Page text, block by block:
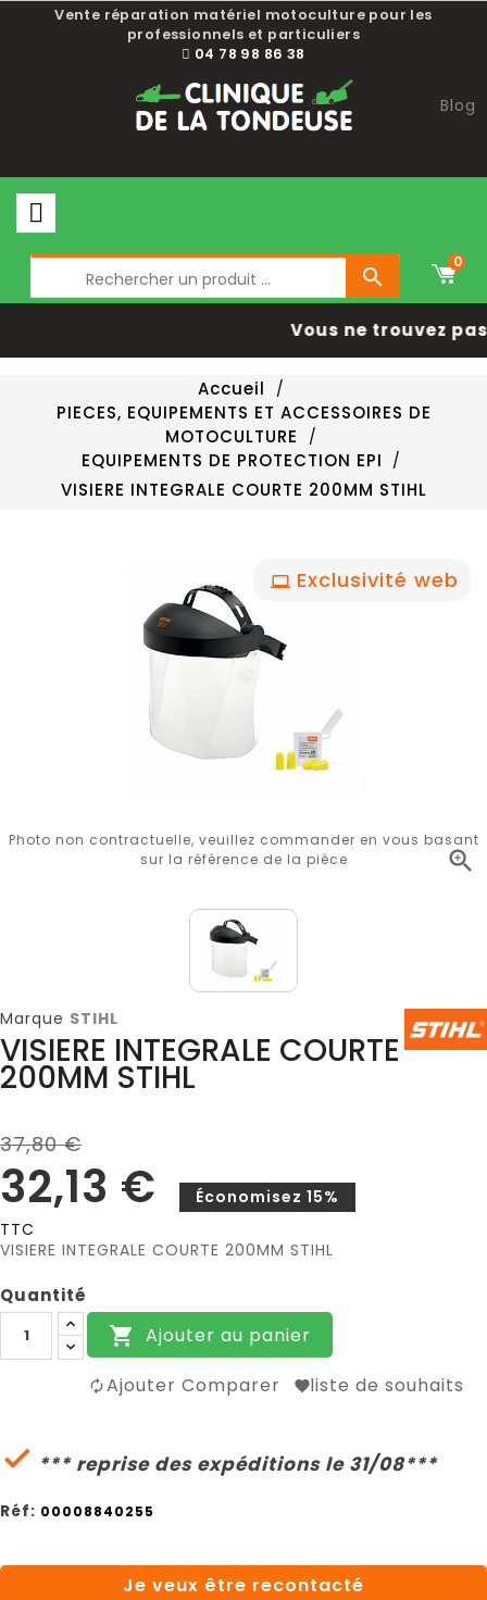
Vente réparation matériel motoculture pour les
professionnels et particuliers
04 78 98 86 38
Blog

0
Vous ne trouvez
Accueil
PIECES, EQUIPEMENTS ET ACCESSOIRES DE
MOTOCULTURE
EQUIPEMENTS DE PROTECTION EPI
VISIERE INTEGRALE COURTE 200MM STIHL
Exclusivité web

Photo non contractuelle, veuillez commander en vous basant
sur la référence de la pièce
Marque STIHL
VISIERE INTEGRALE COURTE
200MM STIHL
37,80 €
32,13 €
Économisez 15%
TTC
VISIERE INTEGRALE COURTE 200MM STIHL
Quantité
 Ajouter au panier
Ajouter Comparer liste de souhaits
 *** reprise des expéditions le 31/08***
Réf: 00008840255
Je veux être recontacté